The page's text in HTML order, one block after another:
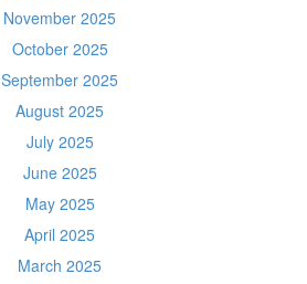
November 2025
October 2025
September 2025
August 2025
July 2025
June 2025
May 2025
April 2025
March 2025